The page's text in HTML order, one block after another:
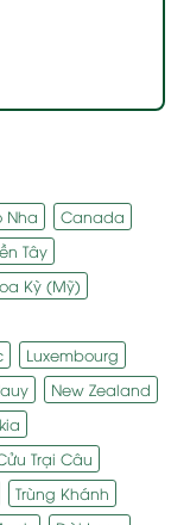
Nha
Canada
Tây
Kỳ (Mỹ)
Luxembourg
New Zealand
Trại Câu
Trùng Khánh